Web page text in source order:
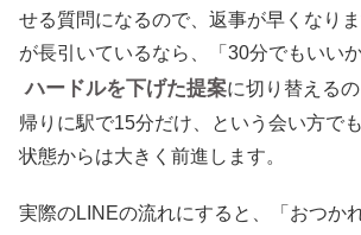
せる質問になるので、返事が早くなり
が長引いているなら、「30分でもいい
ハードルを下げた提案に切り替える
帰りに駅で15分だけ、という会い方で
状態からは大きく前進します。
実際のLINEの流れにすると、「おつか